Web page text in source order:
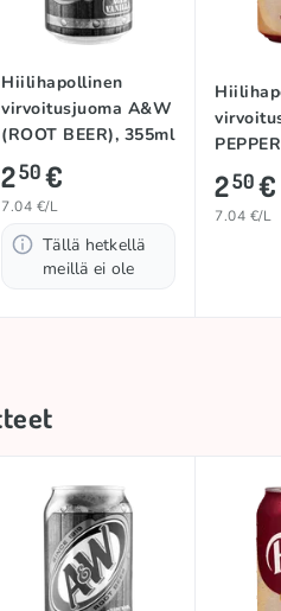
Hiilihapollinen
virvoitusjuoma A&W
(ROOT BEER), 355ml
250€
7.04 €/L
Tällä hetkellä
meillä ei ole
250€
7.04 €/L